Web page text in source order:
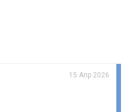
15 Апр 2026